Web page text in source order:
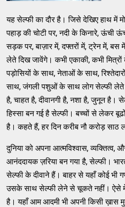
यह सेल्फी का दौर है। जिसे देखिए हाथ में
पहाड़ की चोटी पर, नदी के किनारे, ऊंची
सड़क पर, बाज़ार में, दफ्तरों में, ट्रेन में, बस
लेते दिख जावेंगे। कभी एकाकी, कभी
पड़ोसियों के साथ, नेताओं के साथ,
साथ, जंगली पशुओं के साथ लोग सेल्फी
है, चाहत है, दीवानगी है, नशा है, जुनून है।
हिस्सा बन गई है सेल्फी। बच्चों से लेकर
है। कहते हैं, हर दिन करीब नौ करोड़ साठ
दुनिया को अपना आत्मविश्वास, व्यक्तित्व,
आनंददायक ज़रिया बन गया है, सेल्फी।
सेल्फी के दीवाने हैं। बाहर से यहाँ कोई भी
उसके साथ सेल्फी लेने से चूकते नहीं। ऐसे में
है। यहाँ आम आदमी भी अपनी किसी ख़ास